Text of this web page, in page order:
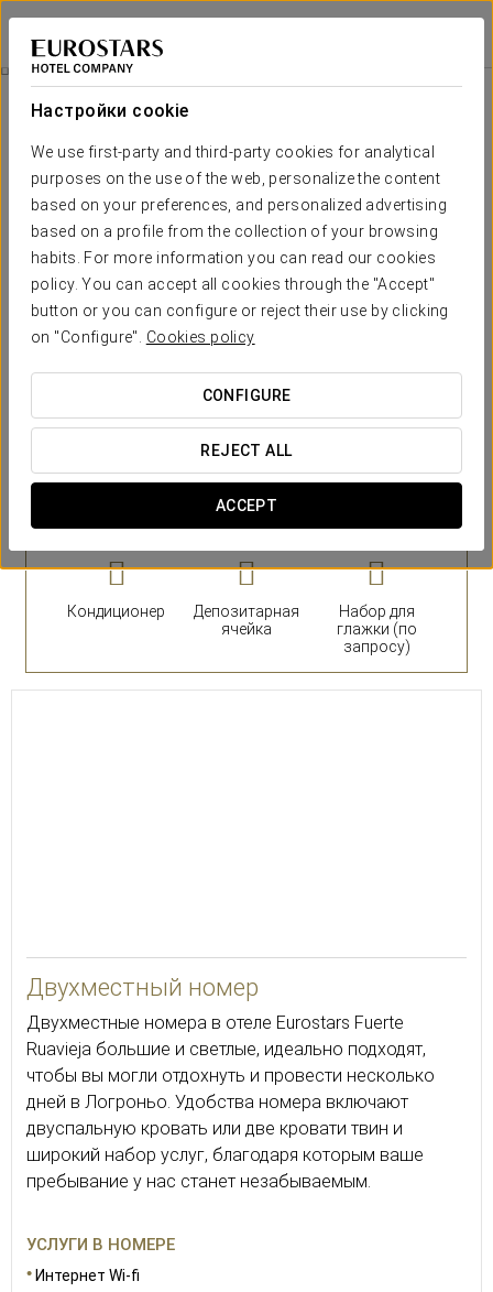
Настройки cookie
We use first-party and third-party cookies for analytical
purposes on the use of the web, personalize the content
based on your preferences, and personalized advertising
based on a profile from the collection of your browsing
habits. For more information you can read our cookies
policy. You can accept all cookies through the "Accept"
button or you can configure or reject their use by clicking
on "Configure". Cookies policy
CONFIGURE
REJECT ALL
ACCEPT
Eurostars Fuerte Ruavieja
ЛОГРОНЬО
Номера
Необходимые вам комфорт и
отдых
Отель Eurostars Fuerte Ruavieja 4* предлагает вам
возможность расположиться в одном из 54 удобных и
просторных номеров. Насладитесь этойтихой заводью в
самом центре старой части Логроньо
Номера отеля
оснащены такими удобствами, как ТВ с плоским экраном,
письменный стол, телефон, ванная комната с душ или
ОСНОВНЫЕ УСЛУГИ
номера
Кондиционер
Депозитарная
ячейка
Набор для
глажки (по
запросу)
Двухместный номер
Двухместные номера в отеле Eurostars Fuerte
Ruavieja большие и светлые, идеально подходят,
чтобы вы могли отдохнуть и провести несколько
дней в Логроньо. Удобства номера включают
двуспальную кровать или две кровати твин и
широкий набор услуг, благодаря которым ваше
пребывание у нас станет незабываемым.
УСЛУГИ В НОМЕРЕ
Интернет Wi-fi